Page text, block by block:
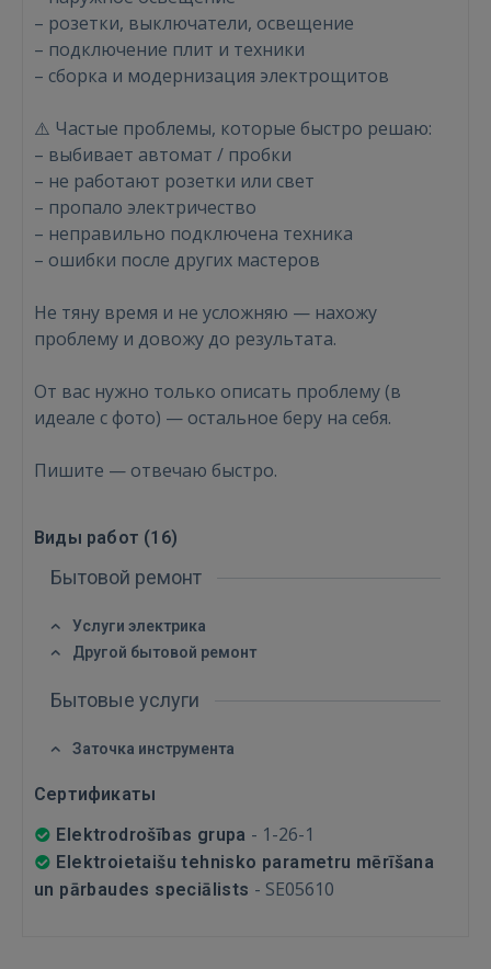
Войти
ВОЙТИ
Забыли пароль? Запомнить?
Ещё не зарегистрированы?
– розетки, выключатели, освещение
– подключение плит и техники
– сборка и модернизация электрощитов
⚠️ Частые проблемы, которые быстро решаю:
– выбивает автомат / пробки
– не работают розетки или свет
– пропало электричество
– неправильно подключена техника
– ошибки после других мастеров
Не тяну время и не усложняю — нахожу
проблему и довожу до результата.
От вас нужно только описать проблему (в
идеале с фото) — остальное беру на себя.
Пишите — отвечаю быстро.
Виды работ (16)
Бытовой ремонт
Услуги электрика
Другой бытовой ремонт
Бытовые услуги
Заточка инструмента
Сертификаты
Elektrodrošības grupa - 1-26-1
Elektroietaišu tehnisko parametru mērīšana
un pārbaudes speciālists - SE05610